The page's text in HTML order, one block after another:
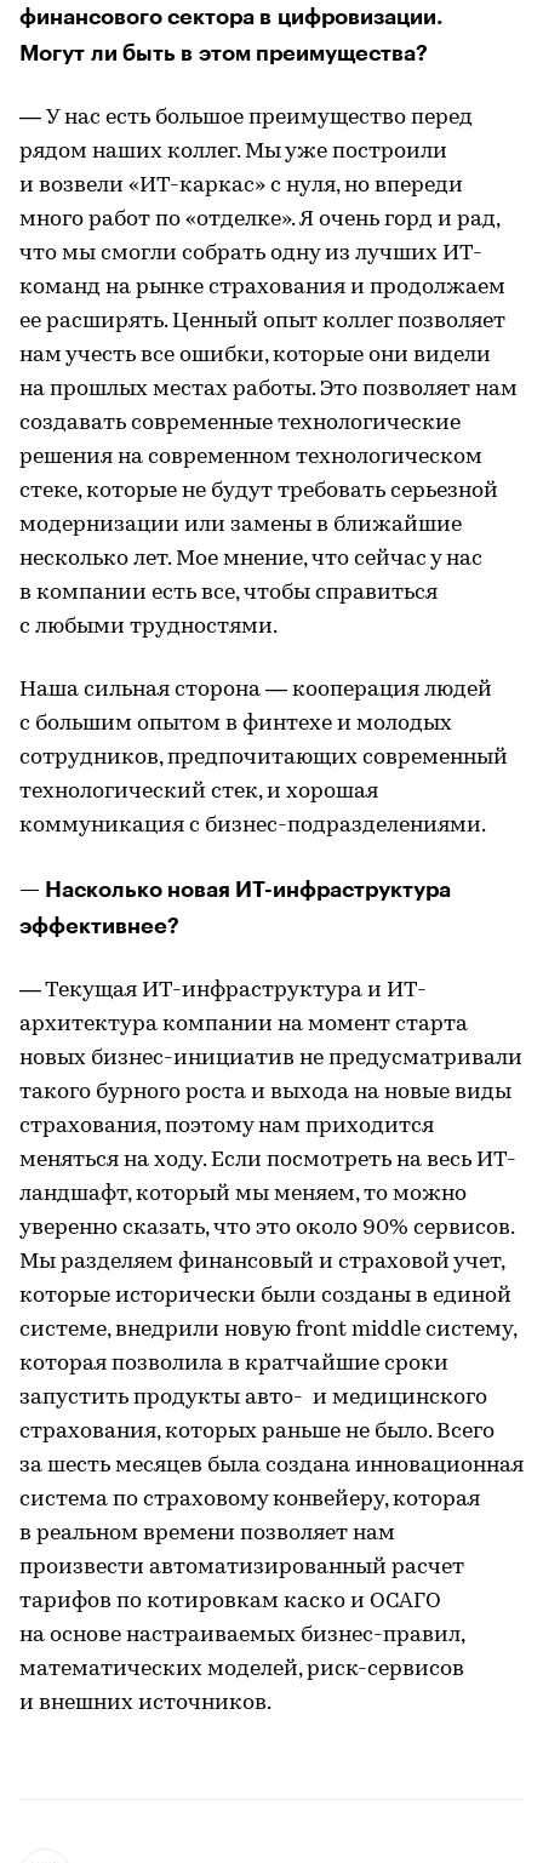
финансового сектора в цифровизации.
Могут ли быть в этом преимущества?
— У нас есть большое преимущество перед
рядом наших коллег. Мы уже построили
и возвели «ИТ-каркас» с нуля, но впереди
много работ по «отделке». Я очень горд и рад,
что мы смогли собрать одну из лучших ИТ-
команд на рынке страхования и продолжаем
ее расширять. Ценный опыт коллег позволяет
нам учесть все ошибки, которые они видели
на прошлых местах работы. Это позволяет нам
создавать современные технологические
решения на современном технологическом
стеке, которые не будут требовать серьезной
модернизации или замены в ближайшие
несколько лет. Мое мнение, что сейчас у нас
в компании есть все, чтобы справиться
с любыми трудностями.
Наша сильная сторона — кооперация людей
с большим опытом в финтехе и молодых
сотрудников, предпочитающих современный
технологический стек, и хорошая
коммуникация с бизнес-подразделениями.
— Насколько новая ИТ-инфраструктура
эффективнее?
— Текущая ИТ-инфраструктура и ИТ-
архитектура компании на момент старта
новых бизнес-инициатив не предусматривали
такого бурного роста и выхода на новые виды
страхования, поэтому нам приходится
меняться на ходу. Если посмотреть на весь ИТ-
ландшафт, который мы меняем, то можно
уверенно сказать, что это около 90% сервисов.
Мы разделяем финансовый и страховой учет,
которые исторически были созданы в единой
системе, внедрили новую front middle систему,
которая позволила в кратчайшие сроки
запустить продукты авто- и медицинского
страхования, которых раньше не было. Всего
за шесть месяцев была создана инновационная
система по страховому конвейеру, которая
в реальном времени позволяет нам
произвести автоматизированный расчет
тарифов по котировкам каско и ОСАГО
на основе настраиваемых бизнес-правил,
математических моделей, риск-сервисов
и внешних источников.